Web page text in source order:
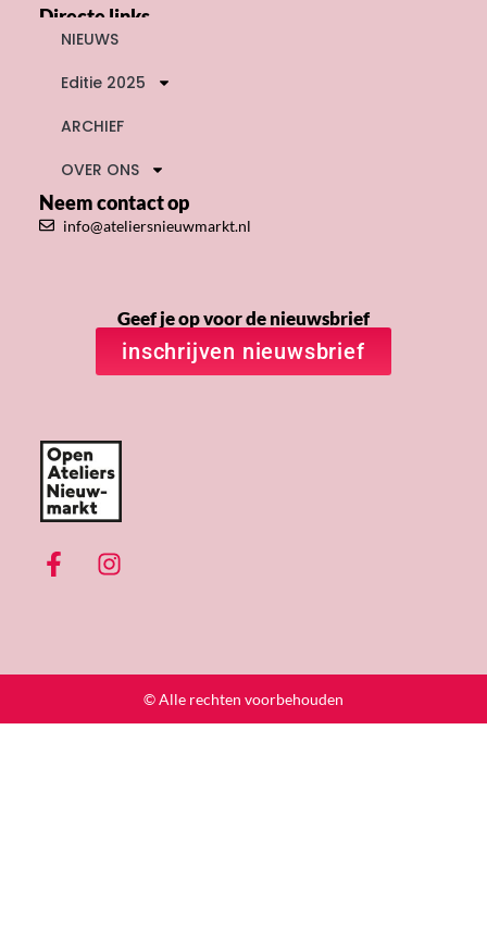
Directe links
NIEUWS
Editie 2025
ARCHIEF
OVER ONS
Neem contact op
info@ateliersnieuwmarkt.nl
Geef je op voor de nieuwsbrief
inschrijven nieuwsbrief
© Alle rechten voorbehouden